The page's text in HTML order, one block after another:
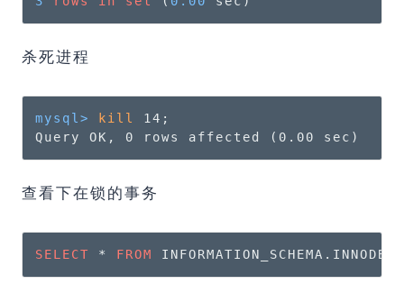
杀死进程
mysql> kill
14;
Query OK, 0 rows affected (0.00 sec)
查看下在锁的事务
SELECT * FROM